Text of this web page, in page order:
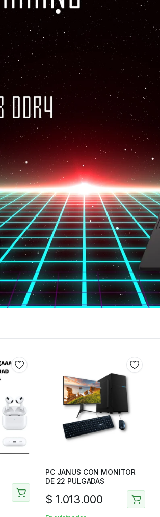
PC JANUS CON MONITOR
DE 22 PULGADAS
$ 1.013.000